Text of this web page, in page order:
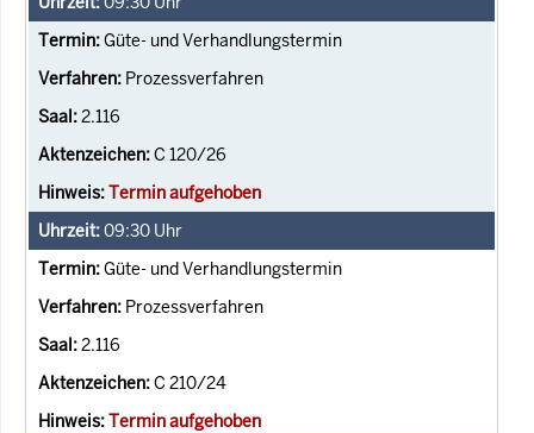
Güte- und Verhandlungstermin
Prozessverfahren
2.116
C 120/26
Termin aufgehoben
09:30 Uhr
Güte- und Verhandlungstermin
Prozessverfahren
2.116
C 210/24
Termin aufgehoben